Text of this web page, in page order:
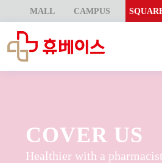
MALL CAMPUS
COVER US
Healthier with a